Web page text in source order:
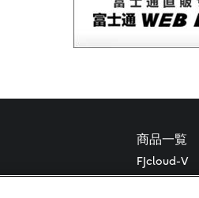
商品一覧
FJcloud-V
FJcloud-O